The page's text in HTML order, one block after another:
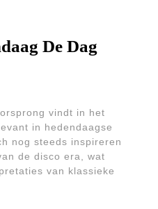
De Dag
vindt in het
in hedendaagse
nog steeds inspireren
de disco era, wat
van klassieke